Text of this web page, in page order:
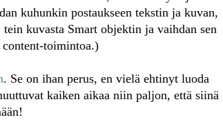
kuhunkin postaukseen tekstin ja kuvan,
kuvasta Smart objektin ja vaihdan sen
toimintoa.)
. Se on ihan perus, en vielä ehtinyt luoda
kaiken aikaa niin paljon, että siinä